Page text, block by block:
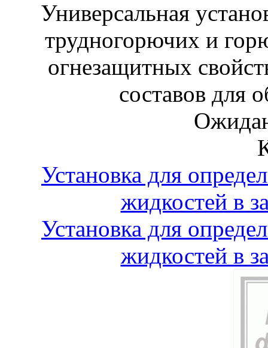
Универсальная
трудногорючих и
огнезащитных
составов для
Установка для
жидкостей в
Установка для
жидкостей в